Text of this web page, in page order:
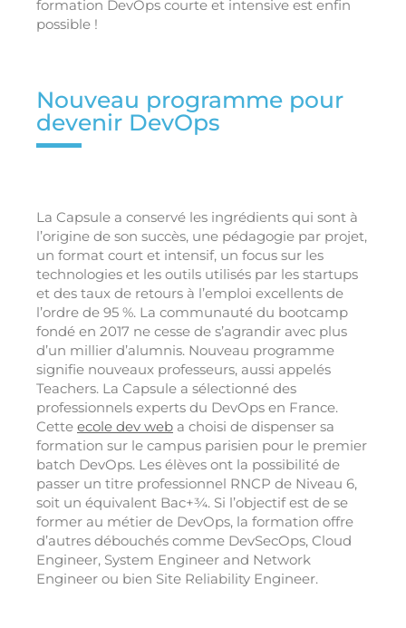
formation DevOps courte et intensive est enfin
possible !
Nouveau programme pour
devenir DevOps
La Capsule a conservé les ingrédients qui sont à
l’origine de son succès, une pédagogie par projet,
un format court et intensif, un focus sur les
technologies et les outils utilisés par les startups
et des taux de retours à l’emploi excellents de
l’ordre de 95 %. La communauté du bootcamp
fondé en 2017 ne cesse de s’agrandir avec plus
d’un millier d’alumnis. Nouveau programme
signifie nouveaux professeurs, aussi appelés
Teachers. La Capsule a sélectionné des
professionnels experts du DevOps en France.
Cette ecole dev web a choisi de dispenser sa
formation sur le campus parisien pour le premier
batch DevOps. Les élèves ont la possibilité de
passer un titre professionnel RNCP de Niveau 6,
soit un équivalent Bac+¾. Si l’objectif est de se
former au métier de DevOps, la formation offre
d’autres débouchés comme DevSecOps, Cloud
Engineer, System Engineer and Network
Engineer ou bien Site Reliability Engineer.